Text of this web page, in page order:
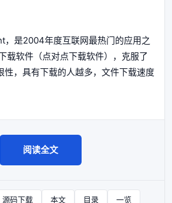
，是2004年度互联网最热门的应用之
载软件（点对点下载软件），克服了
性，具有下载的人越多，文件下载速度
阅读全文
源码下载 本文 目录 一览